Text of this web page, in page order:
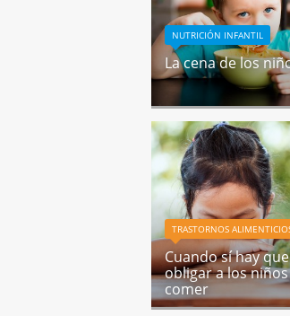
NUTRICIÓN INFANTIL
La cena de los
TRASTORNOS
Cuando sí hay que
obligar a los
comer